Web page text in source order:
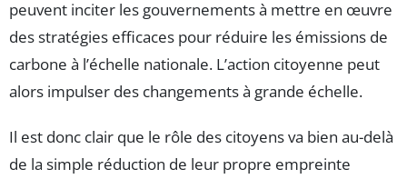
peuvent inciter les gouvernements à mettre en œuvre
des stratégies efficaces pour réduire les émissions de
carbone à l’échelle nationale. L’action citoyenne peut
alors impulser des changements à grande échelle.
Il est donc clair que le rôle des citoyens va bien au-delà
de la simple réduction de leur propre empreinte